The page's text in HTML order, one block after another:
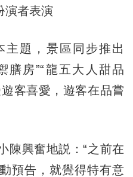
演者表演
題，景區同步推出
膳房”“龍五大人甜品
客喜愛，遊客在品嘗
興奮地説：“之前在
預告，就覺得特有意